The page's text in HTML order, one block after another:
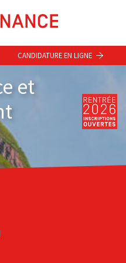
et
CANDIDATURE EN LIGNE